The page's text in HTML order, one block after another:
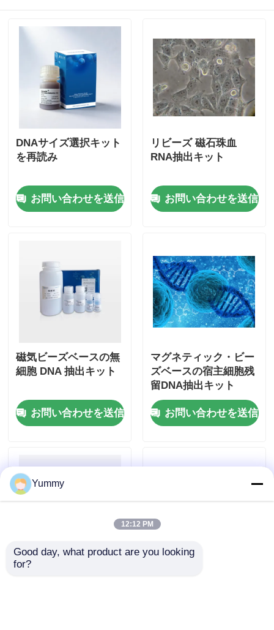
DNAサイズ選択キット
を再読み
お問い合わせを送信
リビーズ 磁石珠血
RNA抽出キット
お問い合わせを送信
磁気ビーズベースの無
細胞 DNA 抽出キット
お問い合わせを送信
マグネティック・ビー
ズベースの宿主細胞残
留DNA抽出キット
お問い合わせを送信
Yummy
12:12 PM
Good day, what product are you looking
for?